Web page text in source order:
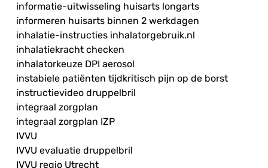
informatie-uitwisseling huisarts longarts
informeren huisarts binnen 2 werkdagen
inhalatie-instructies inhalatorgebruik.nl
inhalatiekracht checken
inhalatorkeuze DPI aerosol
instabiele patiënten tijdkritisch pijn op de borst
instructievideo druppelbril
integraal zorgplan
integraal zorgplan IZP
IVVU
IVVU evaluatie druppelbril
IVVU regio Utrecht